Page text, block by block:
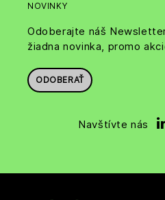
NOVINKY
Odoberajte náš
žiadna novinka, promo
ODOBERAŤ
Navštívte nás